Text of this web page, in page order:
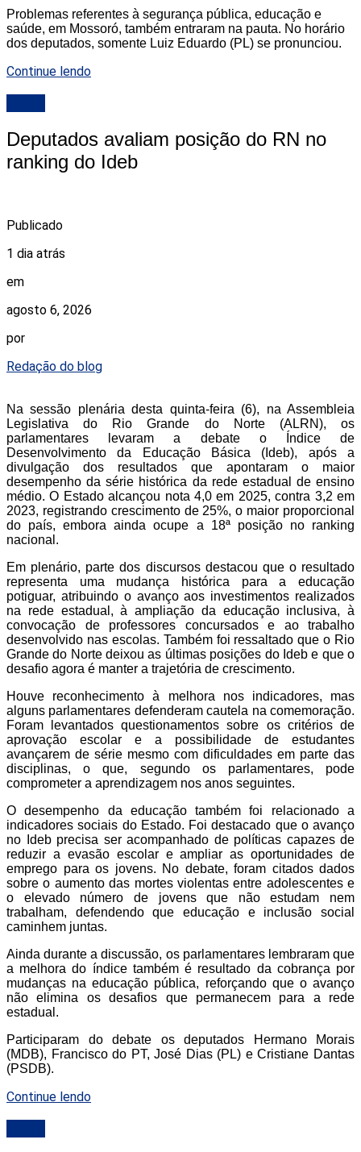
Problemas referentes à segurança pública, educação e
saúde, em Mossoró, também entraram na pauta. No horário
dos deputados, somente Luiz Eduardo (PL) se pronunciou.
Continue lendo
Deputados avaliam posição do RN no
ranking do Ideb
Publicado
1 dia atrás
em
agosto 6, 2026
por
Redação do blog
Na sessão plenária desta quinta-feira (6), na Assembleia
Legislativa do Rio Grande do Norte (ALRN), os
parlamentares levaram a debate o Índice de
Desenvolvimento da Educação Básica (Ideb), após a
divulgação dos resultados que apontaram o maior
desempenho da série histórica da rede estadual de ensino
médio. O Estado alcançou nota 4,0 em 2025, contra 3,2 em
2023, registrando crescimento de 25%, o maior proporcional
do país, embora ainda ocupe a 18ª posição no ranking
nacional.
Em plenário, parte dos discursos destacou que o resultado
representa uma mudança histórica para a educação
potiguar, atribuindo o avanço aos investimentos realizados
na rede estadual, à ampliação da educação inclusiva, à
convocação de professores concursados e ao trabalho
desenvolvido nas escolas. Também foi ressaltado que o Rio
Grande do Norte deixou as últimas posições do Ideb e que o
desafio agora é manter a trajetória de crescimento.
Houve reconhecimento à melhora nos indicadores, mas
alguns parlamentares defenderam cautela na comemoração.
Foram levantados questionamentos sobre os critérios de
aprovação escolar e a possibilidade de estudantes
avançarem de série mesmo com dificuldades em parte das
disciplinas, o que, segundo os parlamentares, pode
comprometer a aprendizagem nos anos seguintes.
O desempenho da educação também foi relacionado a
indicadores sociais do Estado. Foi destacado que o avanço
no Ideb precisa ser acompanhado de políticas capazes de
reduzir a evasão escolar e ampliar as oportunidades de
emprego para os jovens. No debate, foram citados dados
sobre o aumento das mortes violentas entre adolescentes e
o elevado número de jovens que não estudam nem
trabalham, defendendo que educação e inclusão social
caminhem juntas.
Ainda durante a discussão, os parlamentares lembraram que
a melhora do índice também é resultado da cobrança por
mudanças na educação pública, reforçando que o avanço
não elimina os desafios que permanecem para a rede
estadual.
Participaram do debate os deputados Hermano Morais
(MDB), Francisco do PT, José Dias (PL) e Cristiane Dantas
(PSDB).
Continue lendo